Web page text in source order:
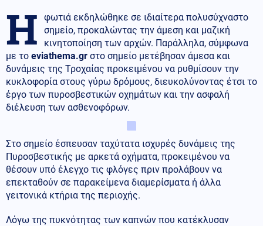
Η
φωτιά εκδηλώθηκε σε ιδιαίτερα πολυσύχναστο
σημείο, προκαλώντας την άμεση και μαζική
κινητοποίηση των αρχών. Παράλληλα, σύμφωνα
με το eviathema.gr στο σημείο μετέβησαν άμεσα και
δυνάμεις της Τροχαίας προκειμένου να ρυθμίσουν την
κυκλοφορία στους γύρω δρόμους, διευκολύνοντας έτσι το
έργο των πυροσβεστικών οχημάτων και την ασφαλή
διέλευση των ασθενοφόρων.
Στο σημείο έσπευσαν ταχύτατα ισχυρές δυνάμεις της
Πυροσβεστικής με αρκετά οχήματα, προκειμένου να
θέσουν υπό έλεγχο τις φλόγες πριν προλάβουν να
επεκταθούν σε παρακείμενα διαμερίσματα ή άλλα
γειτονικά κτήρια της περιοχής.
Λόγω της πυκνότητας των καπνών που κατέκλυσαν